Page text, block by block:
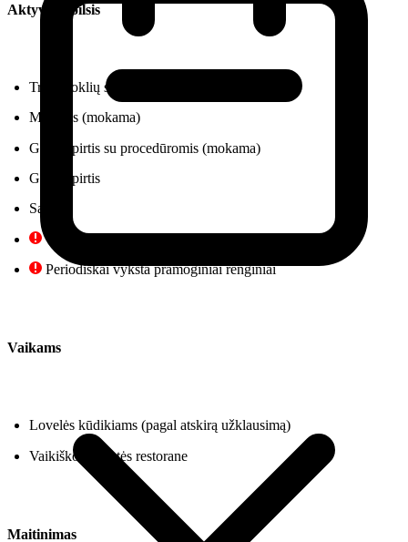
Aktyvus poilsis
Treniruoklių salė
Masažas (mokama)
Garinė pirtis su procedūromis (mokama)
Garinė pirtis
Sauna
Viešbutyje yra sveikatingumo centras (mokama)
Periodiškai vyksta pramoginiai renginiai
Vaikams
Lovelės kūdikiams (pagal atskirą užklausimą)
Vaikiškos kėdutės restorane
Maitinimas